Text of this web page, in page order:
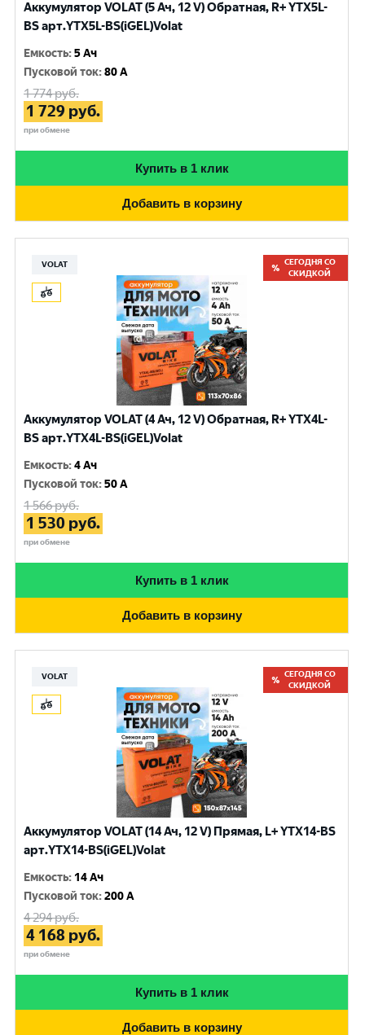
Аккумулятор VOLAT (5 Ач, 12 V) Обратная, R+ YTX5L-
BS арт.YTX5L-BS(iGEL)Volat
Емкость:5 Ач
Пусковой ток:80 A
1 774руб.
1 729 руб.
при обмене
Купить в 1 клик
Добавить в корзину
VOLAT
СЕГОДНЯ СО
СКИДКОЙ
Аккумулятор VOLAT (4 Ач, 12 V) Обратная, R+ YTX4L-
BS арт.YTX4L-BS(iGEL)Volat
Емкость:4 Ач
Пусковой ток:50 A
1 566руб.
1 530 руб.
при обмене
Купить в 1 клик
Добавить в корзину
VOLAT
СЕГОДНЯ СО
СКИДКОЙ
Аккумулятор VOLAT (14 Ач, 12 V) Прямая, L+ YTX14-BS
арт.YTX14-BS(iGEL)Volat
Емкость: 14 Ач
Пусковой ток:200 A
4 294руб.
4 168 руб.
при обмене
Купить в 1 клик
Добавить в корзину